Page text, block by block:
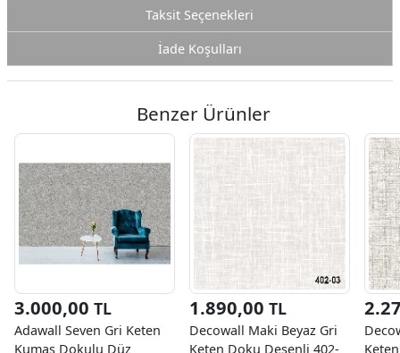
Taksit Seçenekleri
İade Koşulları
Benzer Ürünler
3.000,00 TL
Adawall Seven Gri Keten
Kumaş Dokulu Düz
1.890,00 TL
Decowall Maki Beyaz Gri
Keten Doku Desenli 402-